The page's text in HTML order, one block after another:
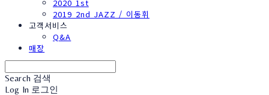
2020 1st
2019 2nd JAZZ / 이동휘
고객서비스
Q&A
매장
Search 검색
Log In 로그인